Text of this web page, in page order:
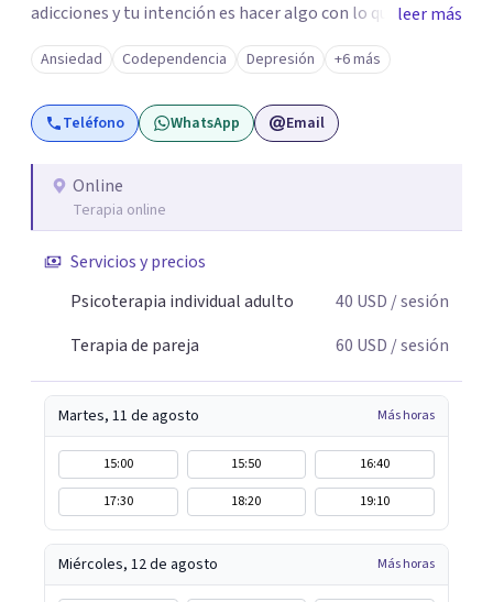
adicciones y tu intención es hacer algo con lo que te está
pasando. No dudes en comunicarte a fin de comenzar a
resolver la situación que está generando esa angustia.
leer más
Ansiedad Codependencia Depresión +6 más
Teléfono WhatsApp Email
Online
Terapia online
Servicios y precios
Psicoterapia individual adulto
40 USD / sesión
Terapia de pareja
60 USD / sesión
Martes, 11 de agosto Más horas
15:00 15:50
16:40
17:30
18:20 19:10
Miércoles, 12 de agosto Más horas